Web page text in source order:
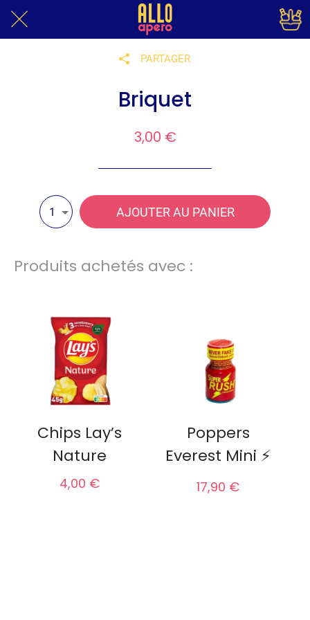
PARTAGER
Briquet
3,00 €
1 AJOUTER AU PANIER
Produits achetés avec :
Chips Lay’s
Nature
4,00 €
Poppers
Everest Mini ⚡
17,90 €